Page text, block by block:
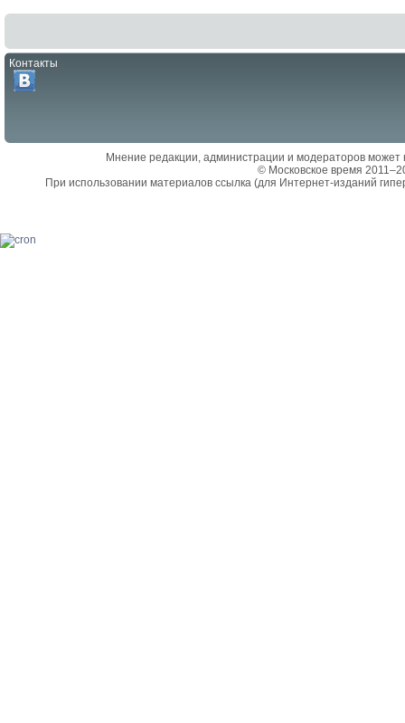
Контакты
Мнение редакции, администрации и модераторов может
© Московское время
При использовании материалов ссылка (для Интернет-изданий